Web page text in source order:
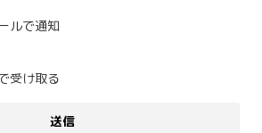
ルで通知
受け取る